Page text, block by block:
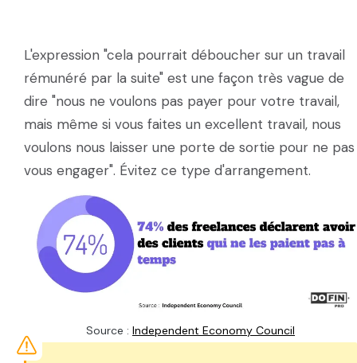
L'expression "cela pourrait déboucher sur un travail
rémunéré par la suite" est une façon très vague de
dire "nous ne voulons pas payer pour votre travail,
mais même si vous faites un excellent travail, nous
voulons nous laisser une porte de sortie pour ne pas
vous engager". Évitez ce type d'arrangement.
Source : Independent Economy Council